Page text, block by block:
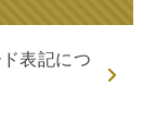
表記につ